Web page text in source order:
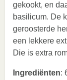
gekookt, en
basilicum. De
geroosterde
een lekkere
Die is extra
Ingrediënten: